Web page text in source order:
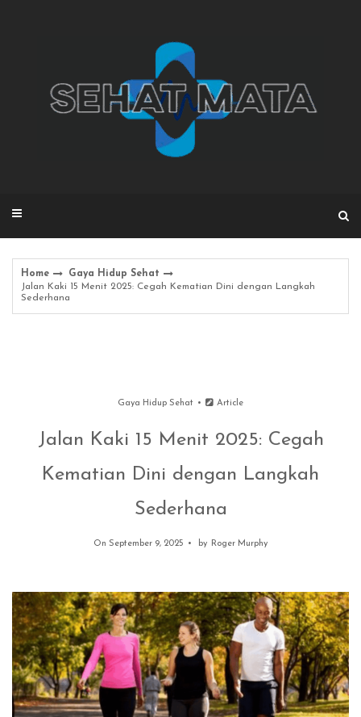
Home
Gaya Hidup Sehat
Jalan Kaki 15 Menit 2025: Cegah Kematian Dini dengan Langkah
Sederhana
Gaya Hidup Sehat Article
Jalan Kaki 15 Menit 2025: Cegah
Kematian Dini dengan Langkah
Sederhana
On September 9, 2025 by Roger Murphy